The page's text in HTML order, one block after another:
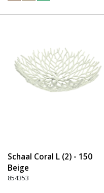
Schaal Coral L (2) - 150
Beige
854353